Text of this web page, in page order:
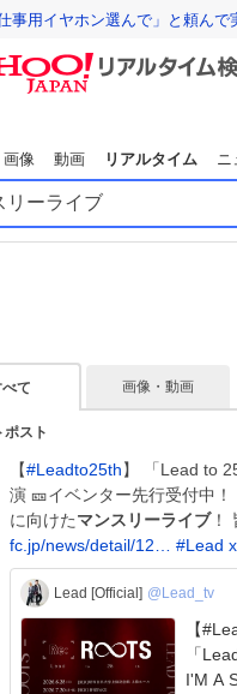
事用イヤホン選んで」と頼んで
画像 動画 リアルタイム ニ
て 画像・動画
ポスト
【#Leadto25th】 「Lead to
演 🎫イベンター先行受付中
に向けたマンスリーライブ！
fc.jp/news/detail/12…
#Lead
Lead [Official] @Lead_tv
【#Leadto25th】
「
I'M A SHOW公演